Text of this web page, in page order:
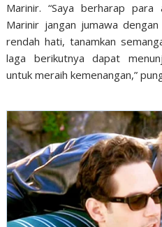
Marinir. “Saya berharap
Marinir jangan jumawa
rendah hati, tanamkan
laga berikutnya dapat
untuk meraih kemenangan,”